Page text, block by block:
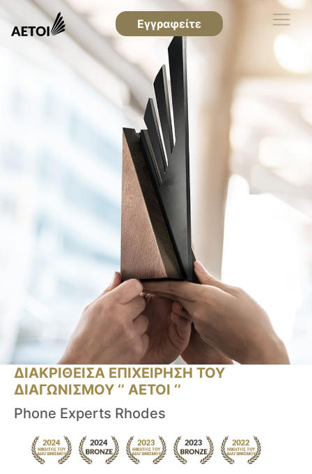
Εγγραφείτε
ΔΙΑΚΡΙΘΕΙΣΑ ΕΠΙΧΕΙΡΗΣΗ ΤΟΥ
ΔΙΑΓΩΝΙΣΜΟΥ ‘’ ΑΕΤΟΙ ‘’
Phone Experts Rhodes